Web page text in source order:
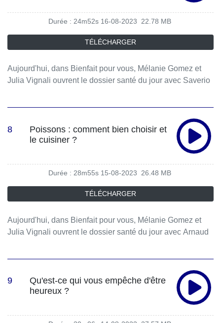
Durée : 24m52s 16-08-2023 22.78 MB
TÉLÉCHARGER
Aujourd'hui, dans Bienfait pour vous, Mélanie Gomez et
Julia Vignali ouvrent le dossier santé du jour avec Saverio
8
Poissons : comment bien choisir et
le cuisiner ?
Durée : 28m55s 15-08-2023 26.48 MB
TÉLÉCHARGER
Aujourd'hui, dans Bienfait pour vous, Mélanie Gomez et
Julia Vignali ouvrent le dossier santé du jour avec Arnaud
9
Qu'est-ce qui vous empêche d'être
heureux ?